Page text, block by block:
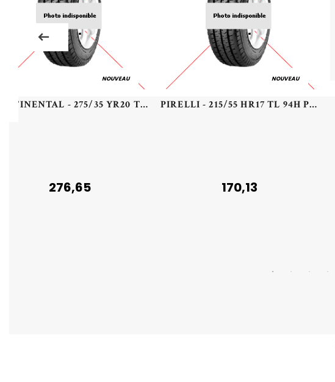
NOUVEAU
CONTINENTAL - 275/35 YR20 TL 102Y CO ALL SEAS CONT 2 XL EV - 2753520 - BBB
276,65
NOUVEAU
PIRELLI - 215/55 HR17 TL 94H PI CINT WIN 2 S-I (+) - 2155517 - CBA
170,13